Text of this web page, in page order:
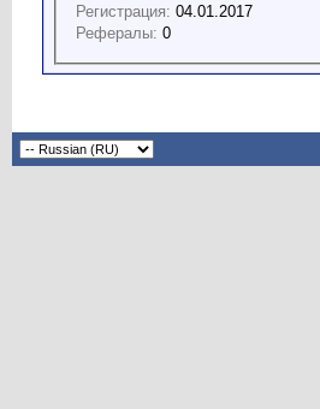
Регистрация: 04.01.2017
Рефералы: 0